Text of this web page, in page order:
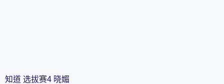
知道 选拔赛4 晓媚